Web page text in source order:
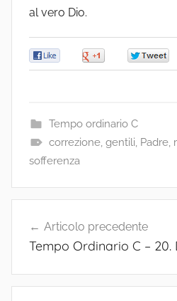
al vero Dio.
Tempo ordinario C
correzione, gentili, Padre,
sofferenza
articoli
Articolo precedente
Tempo Ordinario C – 20.